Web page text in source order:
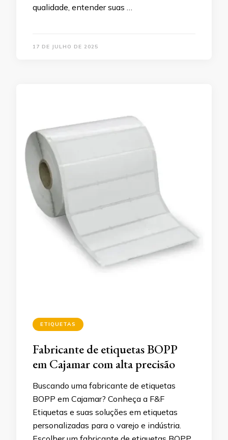
qualidade, entender suas …
17 DE JULHO DE 2025
ETIQUETAS
Fabricante de etiquetas BOPP
em Cajamar com alta precisão
Buscando uma fabricante de etiquetas
BOPP em Cajamar? Conheça a F&F
Etiquetas e suas soluções em etiquetas
personalizadas para o varejo e indústria.